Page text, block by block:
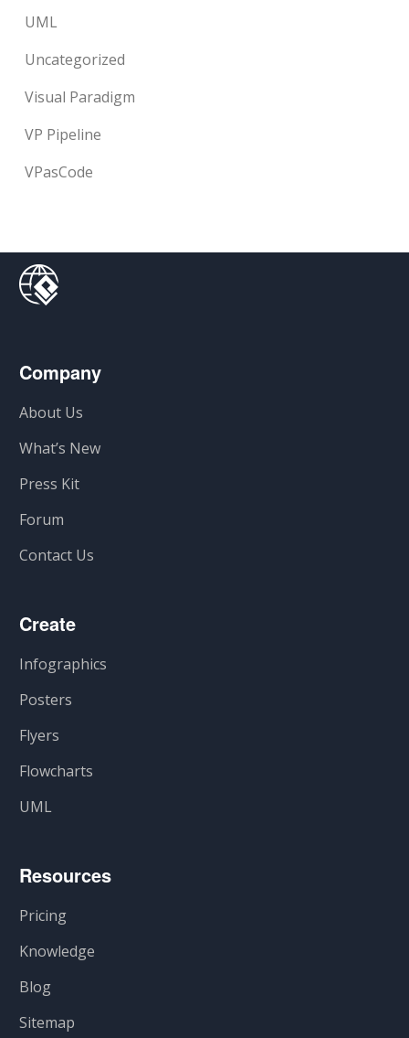
UML
Uncategorized
Visual Paradigm
VP Pipeline
VPasCode
Company
About Us
What’s New
Press Kit
Forum
Contact Us
Create
Infographics
Posters
Flyers
Flowcharts
UML
Resources
Pricing
Knowledge
Blog
Sitemap